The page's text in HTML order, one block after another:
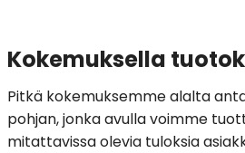
Kokemuksella
Pitkä kokemuksemme alalta
pohjan, jonka avulla voimme
mitattavissa olevia tuloksia